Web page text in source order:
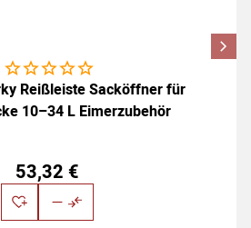
Noch keine Bewertungen abgegeben
Reißleiste Sacköffner für
10–34 L Eimerzubehör
53,32 €